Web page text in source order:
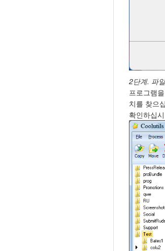
2단계. 파
프로그램
치를 찾으
확인하십